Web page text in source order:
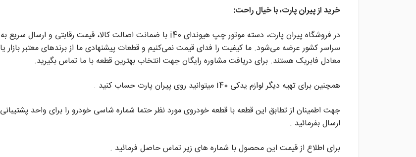
خرید از پیران پارت، با خیال راحت:
در فروشگاه پیران پارت، دسته موتور چپ هیوندای i40 با ضمانت اصالت کالا، قیمت رقابتی و ارسال سریع به
سراسر کشور عرضه می‌شود. ما کیفیت را فدای قیمت نمی‌کنیم و قطعات پیشنهادی ما از برندهای معتبر بازار یا
معادل فابریک هستند. برای دریافت مشاوره رایگان جهت انتخاب بهترین قطعه با ما تماس بگیرید.
همچنین برای تهیه دیگر لوازم یدکی i40 میتوانید روی پیران پارت حساب کنید .
جهت اطمینان از تطابق این قطعه با قطعه خودروی مورد نظر حتما شماره شاسی خودرو را برای واحد پشتیبانی
ارسال بفرمائید .
برای اطلاع از قیمت این محصول با شماره های زیر تماس حاصل فرمائید .